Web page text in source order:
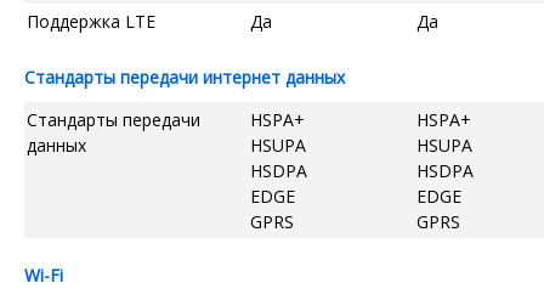
Поддержка LTE Да Да
Стандарты передачи интернет данных
Стандарты передачи
данных
HSPA+
HSUPA
HSDPA
EDGE
GPRS
HSPA+
HSUPA
HSDPA
EDGE
GPRS
Wi-Fi